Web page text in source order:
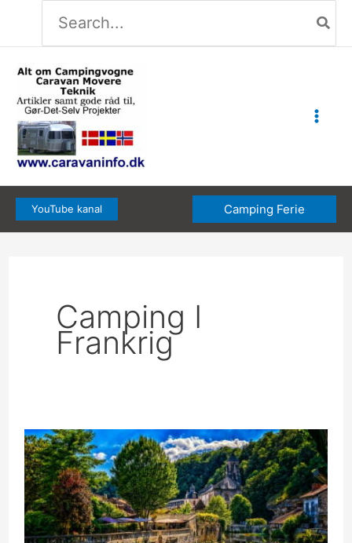
indholdet
efter:
YouTube kanal Camping Ferie
Camping I
Frankrig
Frankrig